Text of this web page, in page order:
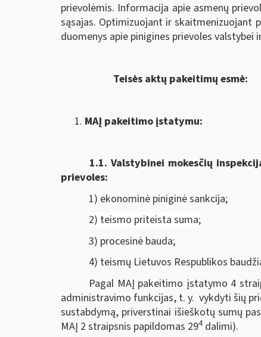
prievolėmis. Informacija apie asmenų
sąsajas. Optimizuojant ir skaitmenizuojant
duomenys apie pinigines prievoles
Teisės aktų pakeitimų esmė:
MAĮ pakeitimo įstatymu:
1.1. Valstybinei mokesčių
prievoles:
1) ekonominė piniginė sankcija;
2) teismo priteista suma;
3) procesinė bauda;
4) teismų Lietuvos Respublikos
Pagal MAĮ pakeitimo įstatymo 4
administravimo funkcijas, t. y. vykdyti šių
sustabdymą, priverstinai išieškotų sumų
MAĮ 2 straipsnis papildomas 294dalimi).